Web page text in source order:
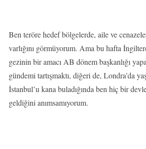
Ben teröre hedef bölgelerde, aile ve
varlığını görmüyorum. Ama bu hafta
gezinin bir amacı AB dönem başkanlığı
gündemi tartışmaktı, diğeri de, Londra’da
İstanbul’u kana buladığında ben hiç bir
geldiğini anımsamıyorum.